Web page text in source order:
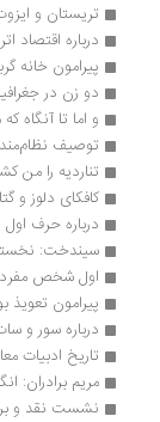
تریستان و ایزوت در
درباره اقتصاد
پیرامون خانه گربه‌ها |
دو زن در جغرافیای
و اما تا آنگاه که مرگ
توصیف نظام‌مند و
تناردیه را من کشتم
کافکای دلوز و گتاری:
درباره حرف اول
سیندخت: نخستین
اول شخص مفرد در
پیرامون تعویذ
درباره سور و سات
تاریخ ادبیات معاصر عرب
مریم برادران: انگار
نشست نقد و بررسی